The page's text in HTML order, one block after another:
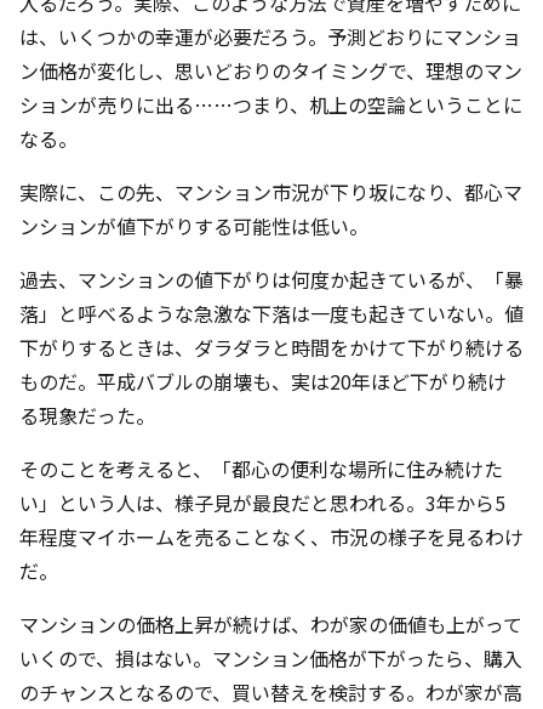
は、いくつかの幸運が必要だろう。予測どおりにマンショ
ン価格が変化し、思いどおりのタイミングで、理想のマン
ションが売りに出る……つまり、机上の空論ということに
なる。
実際に、この先、マンション市況が下り坂になり、都心マ
ンションが値下がりする可能性は低い。
過去、マンションの値下がりは何度か起きているが、「暴
落」と呼べるような急激な下落は一度も起きていない。値
下がりするときは、ダラダラと時間をかけて下がり続ける
ものだ。平成バブルの崩壊も、実は20年ほど下がり続け
る現象だった。
そのことを考えると、「都心の便利な場所に住み続けた
い」という人は、様子見が最良だと思われる。3年から5
年程度マイホームを売ることなく、市況の様子を見るわけ
だ。
マンションの価格上昇が続けば、わが家の価値も上がって
いくので、損はない。マンション価格が下がったら、購入
のチャンスとなるので、買い替えを検討する。わが家が高